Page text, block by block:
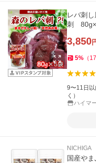
レバ刺
刺
3,850
5% （
9〜11日
く）
ハイマ
NICHIGA
国産や